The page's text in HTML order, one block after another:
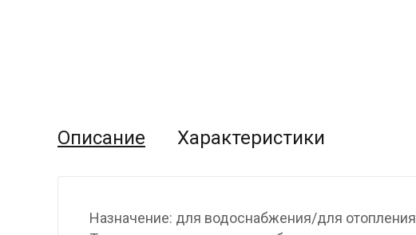
Описание Характеристики
Назначение: для водоснабжения/для отопления